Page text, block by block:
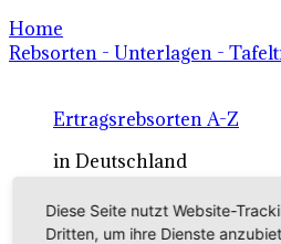
Home
Rebsorten - Unterlagen -
Ertragsrebsorten A-Z
in Deutschland
Rebsorten international
Diese Seite nutzt Website-
Dritten, um ihre Dienste